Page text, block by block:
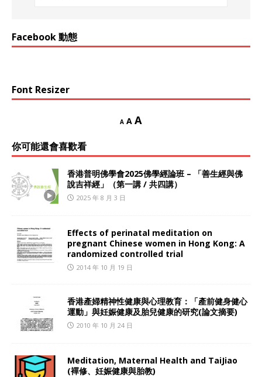
Facebook 動態
Font Resizer
A A A
你可能還會喜歡看
香港普明佛學會2025佛學經論班 – 「善生經與佛
說吉祥經」（第一講 / 共四講）
2025 年 8 月 3 日
Effects of perinatal meditation on
pregnant Chinese women in Hong Kong: A
randomized controlled trial
2014 年 10 月 19 日
香港產婦精神性健康與心理教育：「產前健身健心
運動」與妊娠健康及胎兒健康的研究(論文摘要)
2010 年 10 月 24 日
Meditation, Maternal Health and TaiJiao
(襌修、妊娠健康與胎教)